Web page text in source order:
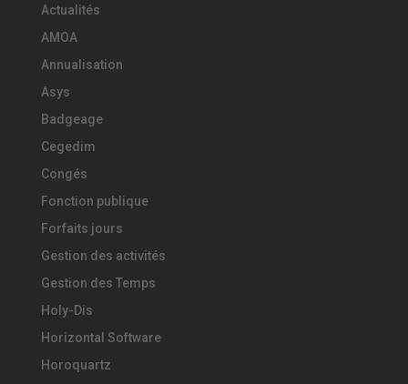
Actualités
AMOA
Annualisation
Asys
Badgeage
Cegedim
Congés
Fonction publique
Forfaits jours
Gestion des activités
Gestion des Temps
Holy-Dis
Horizontal Software
Horoquartz